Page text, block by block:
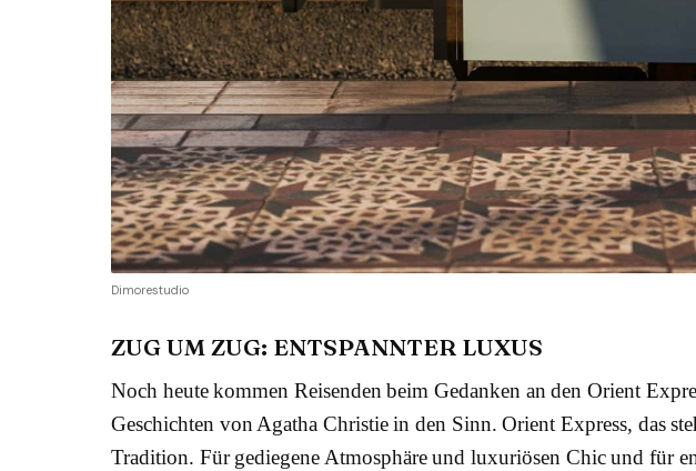
Dimorestudio
ZUG UM ZUG: ENTSPANNTER LUXUS
Noch heute kommen Reisenden beim Gedanken an den Orient
Geschichten von Agatha Christie in den Sinn. Orient Express, das
Tradition. Für gediegene Atmosphäre und luxuriösen Chic und für